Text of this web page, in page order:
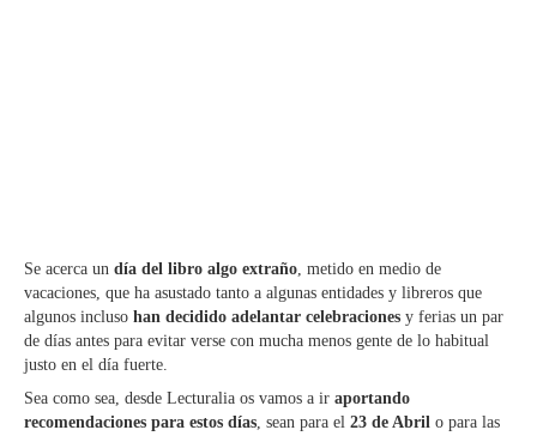
Se acerca un día del libro algo extraño, metido en medio de
vacaciones, que ha asustado tanto a algunas entidades y libreros que
algunos incluso han decidido adelantar celebraciones y ferias un par
de días antes para evitar verse con mucha menos gente de lo habitual
justo en el día fuerte.
Sea como sea, desde Lecturalia os vamos a ir aportando
recomendaciones para estos días, sean para el 23 de Abril o para las